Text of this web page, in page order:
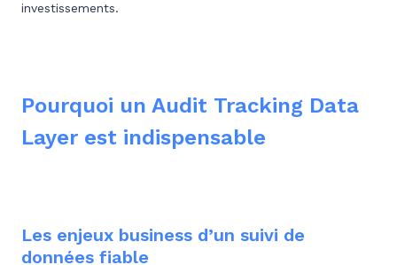
investissements.
Pourquoi un Audit Tracking Data
Layer est indispensable
Les enjeux business d’un suivi de
données fiable